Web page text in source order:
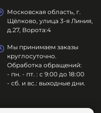
Московская область, г.
Щёлково, улица 3-я Линия,
д.27, Ворота:4
Мы принимаем заказы
круглосуточно.
Обработка обращений:
- пн. - пт. : с 9:00 до 18:00
- сб. и вс.: выходные дни.